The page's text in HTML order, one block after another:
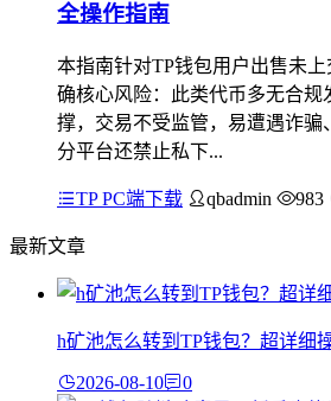
全操作指南
本指南针对TP钱包用户出售未
确核心风险：此类代币多无合规
撑，交易不受监管，易遭遇诈骗
分平台还禁止私下...
TP PC端下载 qbadmin 983
最新文章
h矿池怎么转到TP钱包？超详细
2026-08-10 0